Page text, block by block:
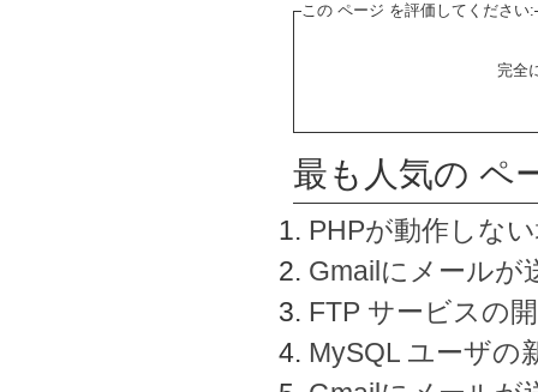
この ページ を評価してください:
完全
最も人気の ペ
PHPが動作しな
Gmailにメールが
FTP サービスの
MySQL ユーザの